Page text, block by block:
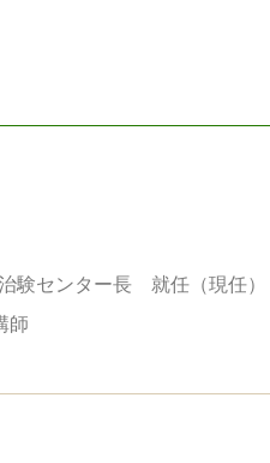
験センター長 就任（現任）
師